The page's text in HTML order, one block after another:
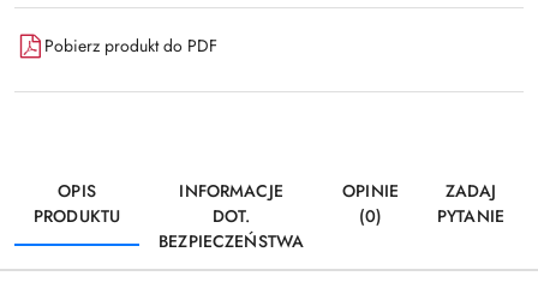
Pobierz produkt do PDF
OPIS
PRODUKTU
INFORMACJE
DOT.
BEZPIECZEŃSTWA
OPINIE
(0)
ZADAJ
PYTANIE